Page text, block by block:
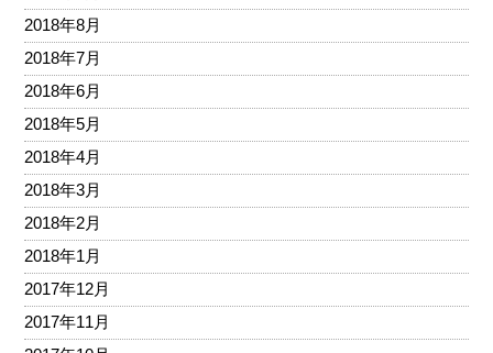
2018年8月
2018年7月
2018年6月
2018年5月
2018年4月
2018年3月
2018年2月
2018年1月
2017年12月
2017年11月